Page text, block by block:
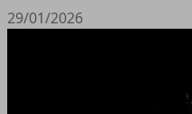
29/01/2026